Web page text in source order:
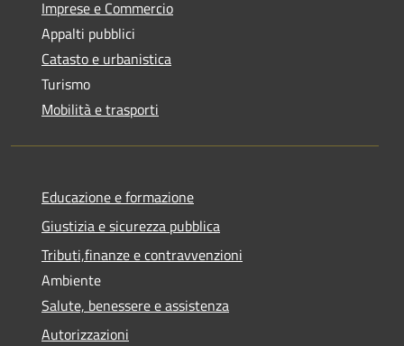
Imprese e Commercio
Appalti pubblici
Catasto e urbanistica
Turismo
Mobilità e trasporti
Educazione e formazione
Giustizia e sicurezza pubblica
Tributi,finanze e contravvenzioni
Ambiente
Salute, benessere e assistenza
Autorizzazioni